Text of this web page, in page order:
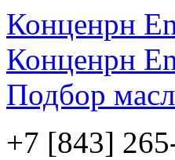
Конценрн
Конценрн
Подбор
+7 [843]